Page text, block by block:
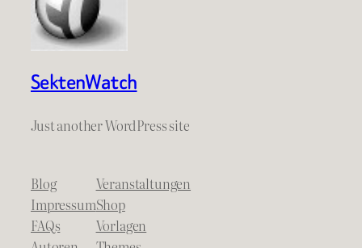
SektenWatch
Just another WordPress site
Blog
Impressum
FAQs
Veranstaltungen
Shop
Vorlagen